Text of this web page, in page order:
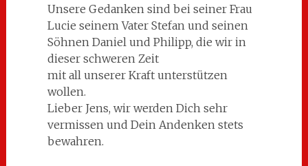
Unsere Gedanken sind bei seiner Frau
Lucie seinem Vater Stefan und seinen
Söhnen Daniel und Philipp, die wir in
dieser schweren Zeit
mit all unserer Kraft unterstützen
wollen.
Lieber Jens, wir werden Dich sehr
vermissen und Dein Andenken stets
bewahren.